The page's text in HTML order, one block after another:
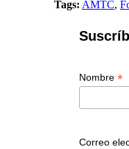
Tags: AMTC,
Nombre *
Correo